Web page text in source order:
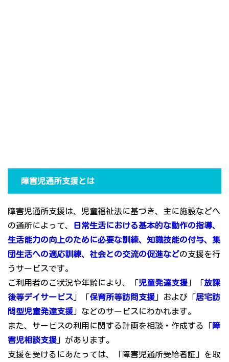
障害児通所支援とは
障害児通所支援は、児童福祉法に基づき、主に施設などへ
の通所によって、
日常生活における基本的な動作の指導、
生活能力の向上のために必要な訓練、知識技能の付与、集
団生活への適応訓練、社会との交流の促進などの支援を行
うサービスです。
ご利用者のご状況や年齢により、「児童発達支援 」「放課
後等デイサービス 」「保育所等訪問支援 」および「居宅訪
問型児童発達支援 」などのサービスにわかれます。
また、サービスの利用に関する計画を相談・作成する「障
害児相談支援 」があります。
支援を受けるにあたっては、「障害児通所受給者証」を取